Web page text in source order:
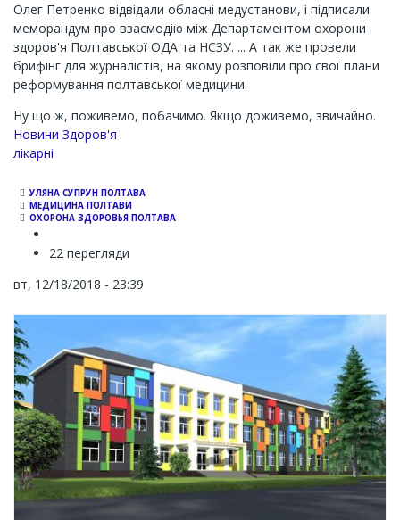
Олег Петренко відвідали обласні медустанови, і підписали
меморандум про взаємодію між Департаментом охорони
здоров'я Полтавської ОДА та НСЗУ. ... А так же провели
брифінг для журналістів, на якому розповіли про свої плани
реформування полтавської медицини.
Ну що ж, поживемо, побачимо. Якщо доживемо, звичайно.
Новини Здоров'я
лікарні
УЛЯНА СУПРУН ПОЛТАВА
МЕДИЦИНА ПОЛТАВИ
ОХОРОНА ЗДОРОВЬЯ ПОЛТАВА
22 перегляди
вт, 12/18/2018 - 23:39